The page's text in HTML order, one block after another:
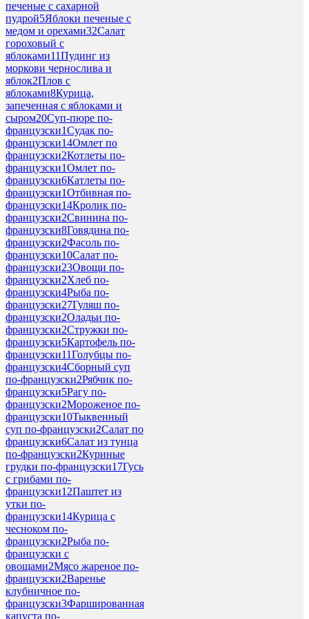
печеные с сахарной
пудрой5Яблоки печеные с
медом и орехами32Салат
гороховый с
яблоками11Пудинг из
моркови чернослива и
яблок2Плов с
яблоками8Курица,
запеченная с яблоками и
сыром20Суп-пюре по-
французски1Судак по-
французски14Омлет по
французски2Котлеты по-
французски1Омлет по-
французски6Катлеты по-
французски1Отбивная по-
французски14Кролик по-
французски2Свинина по-
французски8Говядина по-
французски2Фасоль по-
французски10Салат по-
французски23Овощи по-
французски2Хлеб по-
французски4Рыба по-
французски27Гуляш по-
французски2Оладьи по-
французски2Стружки по-
французски5Картофель по-
французски11Голубцы по-
французски4Сборный суп
по-французски2Рябчик по-
французски5Рагу по-
французски2Мороженое по-
французски10Тыквенный
суп по-французски2Салат по
французски6Салат из тунца
по-французски2Куриные
грудки по-французски17Гусь
с грибами по-
французски12Паштет из
утки по-
французски14Курица с
чесноком по-
французски2Рыба по-
французски с
овощами2Мясо жареное по-
французски2Варенье
клубничное по-
французски3Фаршированная
капуста по-